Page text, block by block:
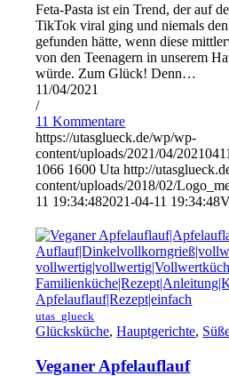
Feta-Pasta ist ein Trend, der auf
TikTok viral ging und niemals
gefunden hätte, wenn diese
von den Teenagern in unserem
würde. Zum Glück! Denn…
11/04/2021
/
11 Kommentare
https://utasglueck.de/wp/wp-
content/uploads/2021/04/
1066 1600 Uta http://
content/uploads/2018/02/
11 19:34:482021-04-11 19:34:48
utas_glueck
Glücksküche,Hauptgerichte,
Veganer Apfelauflauf